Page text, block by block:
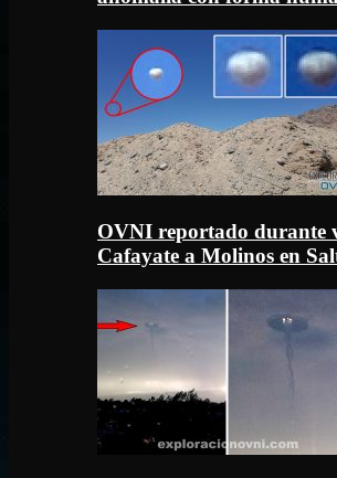
OVNI reportado durante
Cafayate a Molinos en